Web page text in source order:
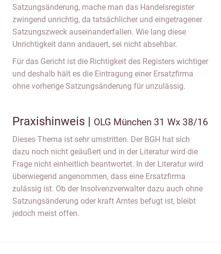
Satzungsänderung, mache man das Handelsregister
zwingend unrichtig, da tatsächlicher und eingetragener
Satzungszweck auseinanderfallen. Wie lang diese
Unrichtigkeit dann andauert, sei nicht absehbar.
Für das Gericht ist die Richtigkeit des Registers wichtiger
und deshalb hält es die Eintragung einer Ersatzfirma
ohne vorherige Satzungsänderung für unzulässig.
Praxishinweis | OLG München 31 Wx 38/16
Dieses Thema ist sehr umstritten. Der BGH hat sich
dazu noch nicht geäußert und in der Literatur wird die
Frage nicht einheitlich beantwortet. In der Literatur wird
überwiegend angenommen, dass eine Ersatzfirma
zulässig ist. Ob der Insolvenzverwalter dazu auch ohne
Satzungsänderung oder kraft Amtes befugt ist, bleibt
jedoch meist offen.